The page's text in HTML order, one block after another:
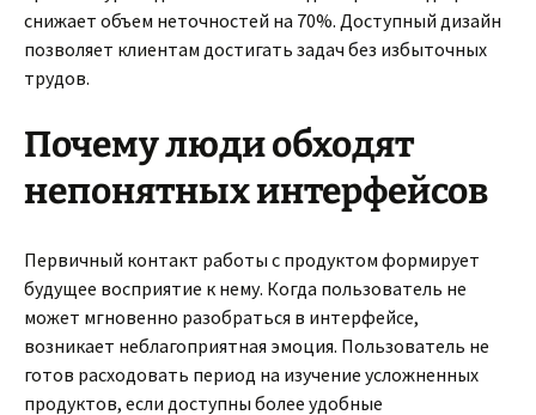
снижает объем неточностей на 70%. Доступный дизайн
позволяет клиентам достигать задач без избыточных
трудов.
Почему люди обходят
непонятных интерфейсов
Первичный контакт работы с продуктом формирует
будущее восприятие к нему. Когда пользователь не
может мгновенно разобраться в интерфейсе,
возникает неблагоприятная эмоция. Пользователь не
готов расходовать период на изучение усложненных
продуктов, если доступны более удобные